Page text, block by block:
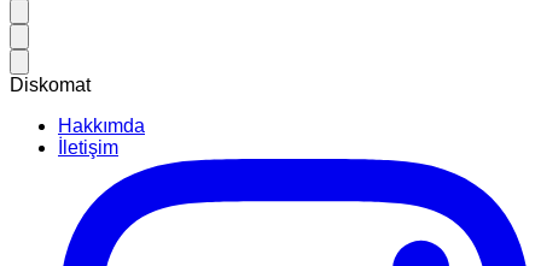
Diskomat
Hakkımda
İletişim